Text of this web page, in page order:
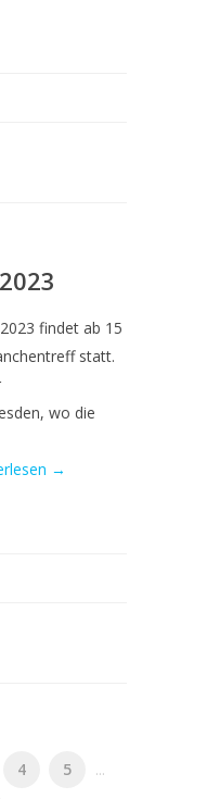
findet ab 15
statt.
wo die
→
4 5
...